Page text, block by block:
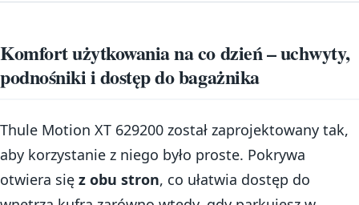
Komfort użytkowania na co dzień – uchwyty,
podnośniki i dostęp do bagażnika
Thule Motion XT 629200 został zaprojektowany tak,
aby korzystanie z niego było proste. Pokrywa
otwiera się z obu stron, co ułatwia dostęp do